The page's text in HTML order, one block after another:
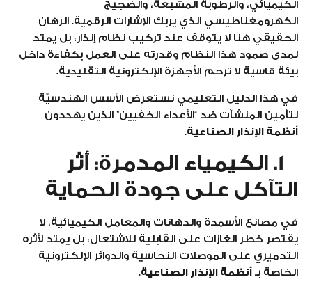
الكيميائي، والرطوبة المشبعة، والضجيج
الكهرومغناطيسي الذي يربك الإشارات الرقمية. الرهان
الحقيقي هنا لا يتوقف عند تركيب نظام إنذار، بل يمتد
لمدى صمود هذا النظام وقدرته على العمل بكفاءة داخل
بيئة قاسية لا ترحم الأجهزة الإلكترونية التقليدية.
في هذا الدليل التعليمي نستعرض الأسس الهندسيّة
لتأمين المنشآت ضد “الأعداء الخفيين” الذين يهددون
أنظمة الإنذار الصناعية.
1. الكيمياء المدمرة: أثر
التآكل على جودة الحماية
في مصانع الأسمدة والدهانات والمعامل الكيميائية، لا
يقتصر خطر الغازات على القابلية للاشتعال، بل يمتد لأثره
التدميري على الموصلات النحاسية والدوائر الإلكترونية
الخاصة بـ أنظمة الإنذار الصناعية.